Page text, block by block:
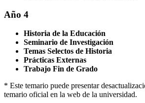
Año 4
Historia de la Educación
Seminario de Investigación
Temas Selectos de Historia
Prácticas Externas
Trabajo Fin de Grado
* Este temario puede presentar
temario oficial en la web de la universidad.